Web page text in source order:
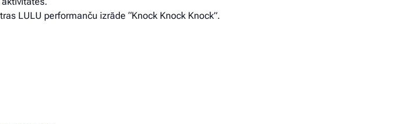
LULU performanču izrāde “Knock Knock Knock”.